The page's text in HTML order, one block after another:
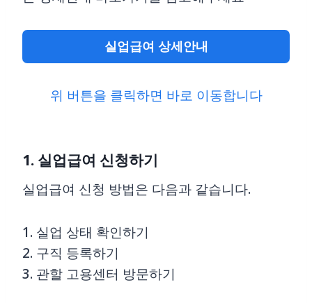
실업급여 상세안내
위 버튼을 클릭하면 바로 이동합니다
1. 실업급여 신청하기
실업급여 신청 방법은 다음과 같습니다.
1. 실업 상태 확인하기
2. 구직 등록하기
3. 관할 고용센터 방문하기